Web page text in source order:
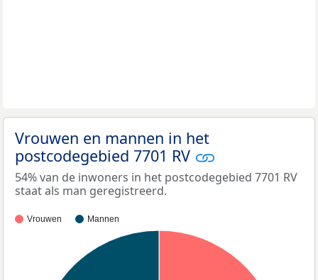
Vrouwen en mannen in het
postcodegebied 7701 RV
54% van de inwoners in het postcodegebied 7701 RV
staat als man geregistreerd.
Vrouwen Mannen